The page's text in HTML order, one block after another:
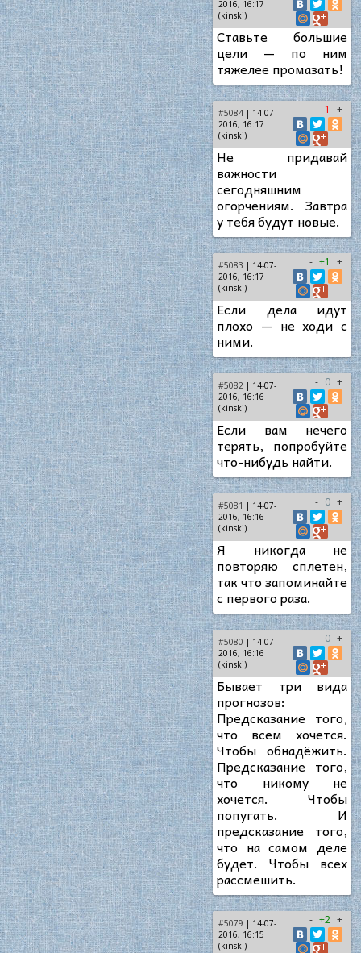
2016, 16:17
(kinski)
Ставьте большие
цели — по ним
тяжелее промазать!
#5084 | 14-07-
2016, 16:17
(kinski)
- -1 +
Не придавай
важности
сегодняшним
огорчениям. Завтра
у тебя будут новые.
#5083 | 14-07-
2016, 16:17
(kinski)
- +1 +
Если дела идут
плохо — не ходи с
ними.
#5082 | 14-07-
2016, 16:16
(kinski)
- 0 +
Если вам нечего
терять, попробуйте
что-нибудь найти.
#5081 | 14-07-
2016, 16:16
(kinski)
- 0 +
Я никогда не
повторяю сплетен,
так что запоминайте
с первого раза.
#5080 | 14-07-
2016, 16:16
(kinski)
- 0 +
Бывает три вида
прогнозов:
Предсказание того,
что всем хочется.
Чтобы обнадёжить.
Предсказание того,
что никому не
хочется. Чтобы
попугать. И
предсказание того,
что на самом деле
будет. Чтобы всех
рассмешить.
#5079 | 14-07-
2016, 16:15
(kinski)
- +2 +